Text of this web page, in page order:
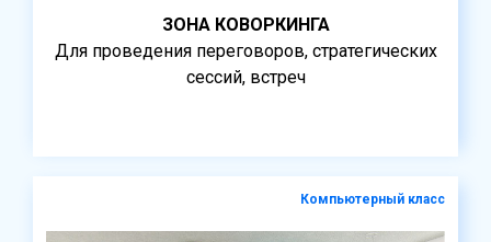
ЗОНА КОВОРКИНГА
Для проведения переговоров, стратегических
сессий, встреч
Компьютерный класс